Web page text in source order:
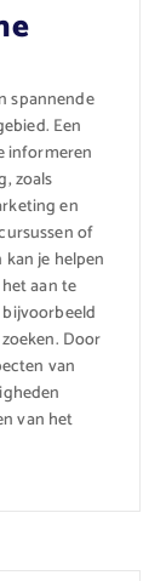
spannende
Een
informeren
zoals
en
of
je helpen
aan te
Door
van
van het